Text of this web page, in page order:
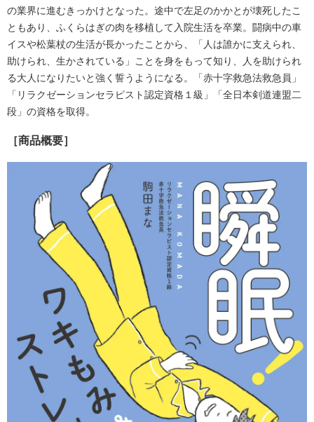
の業界に進むきっかけとなった。途中で左足のかかとが壊死したこ
ともあり、ふくらはぎの肉を移植して入院生活を卒業。闘病中の車
イスや松葉杖の生活が長かったことから、「人は誰かに支えられ、
助けられ、生かされている」ことを身をもって知り、人を助けられ
る大人になりたいと強く誓うようになる。「赤十字救急法救急員」
「リラクゼーションセラピスト認定資格１級」「全日本剣道連盟二
段」の資格を取得。
［商品概要］